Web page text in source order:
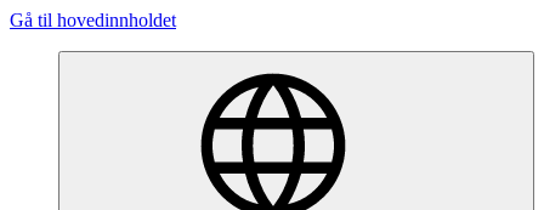
Gå til hovedinnholdet